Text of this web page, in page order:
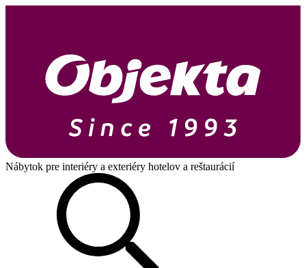
Nábytok pre interiéry a exteriéry hotelov a reštaurácií